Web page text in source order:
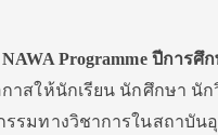
Programme ปีการศึก
าสให้นักเรียน นักศึกษา นัก
รรมทางวิชาการในสถาบั